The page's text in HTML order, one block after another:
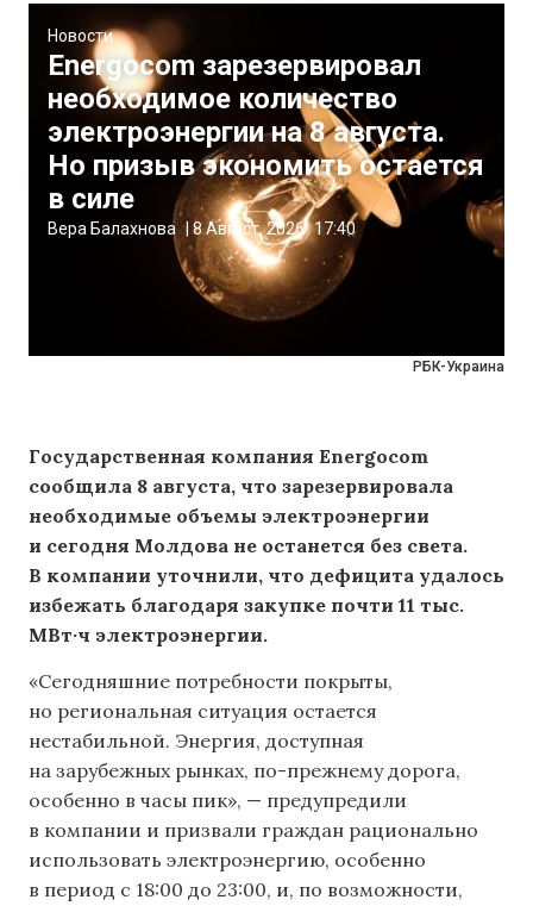
РБК-Украина
Новости
Energocom зарезервировал
необходимое количество
электроэнергии на 8 августа.
Но призыв экономить остается
в силе
Вера Балахнова 8 Август, 2026 17:40
Государственная компания Energocom
сообщила 8 августа, что зарезервировала
необходимые объемы электроэнергии
и сегодня Молдова не останется без света.
В компании уточнили, что дефицита удалось
избежать благодаря закупке почти 11 тыс.
МВт·ч электроэнергии.
«Сегодняшние потребности покрыты,
но региональная ситуация остается
нестабильной. Энергия, доступная
на зарубежных рынках, по-прежнему дорога,
особенно в часы пик», — предупредили
в компании и призвали граждан рационально
использовать электроэнергию, особенно
в период с 18:00 до 23:00, и, по возможности,